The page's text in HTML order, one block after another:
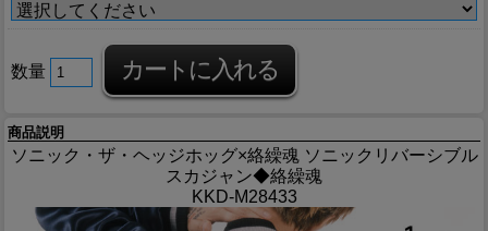
数量
商品説明
ソニック・ザ・ヘッジホッグ×絡繰魂 ソニックリバーシブル
スカジャン◆絡繰魂
KKD-M28433